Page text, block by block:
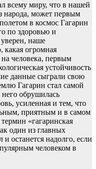
всему миру, что в нашей
народа, может первым
в космос Гагарин
по здоровью и
наше
какая огромная
на человека, первым
устойчивость
данные сыграли свою
Гагарин стал самой
него обрушилась
усиленная и тем, что
приятным и в самом
«гагаринская
один из главных
останется надолго, если
человеком в